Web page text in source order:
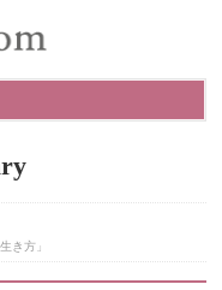
き方」